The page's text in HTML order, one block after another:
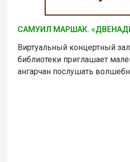
САМУИЛ МАРШАК.
Виртуальный концертный
библиотеки приглашает
ангарчан послушать